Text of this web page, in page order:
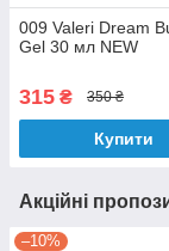
009 Valeri Dream
Gel 30 мл NEW
315 ₴ 350 ₴
Купити
Акційні
–10%